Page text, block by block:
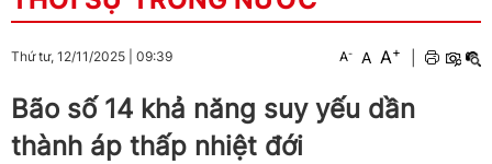
Thứ tư, 12/11/2025 09:39 A- A A+
Bão số 14 khả năng suy yếu dần
thành áp thấp nhiệt đới